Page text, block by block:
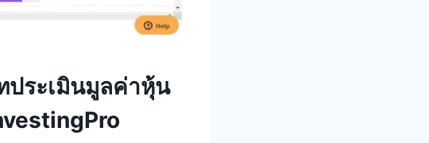
ประเมินมูลค่าหุ้น